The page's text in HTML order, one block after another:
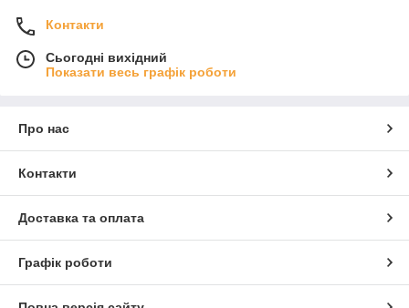
Контакти
Сьогодні вихідний
Показати весь графік роботи
Про нас
Контакти
Доставка та оплата
Графік роботи